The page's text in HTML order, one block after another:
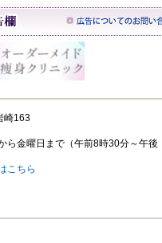
崎163
ら金曜日まで（午前8時30分～午後
こちら